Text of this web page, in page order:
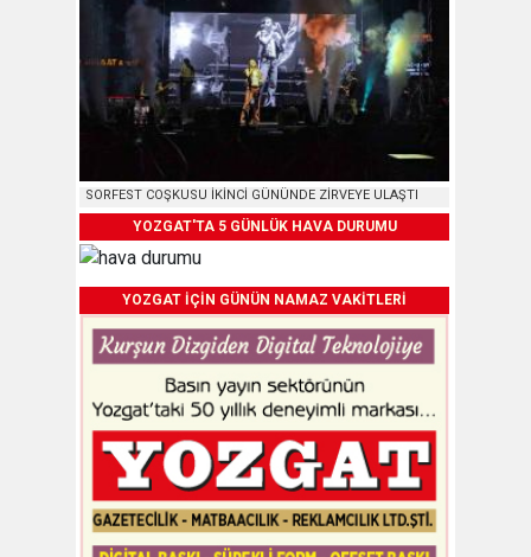
SORFEST COŞKUSU İKİNCİ GÜNÜNDE ZİRVEYE ULAŞTI
YOZGAT'TA 5 GÜNLÜK HAVA DURUMU
YOZGAT İÇİN GÜNÜN NAMAZ VAKİTLERİ